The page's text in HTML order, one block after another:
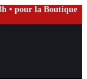
• pour la Boutique